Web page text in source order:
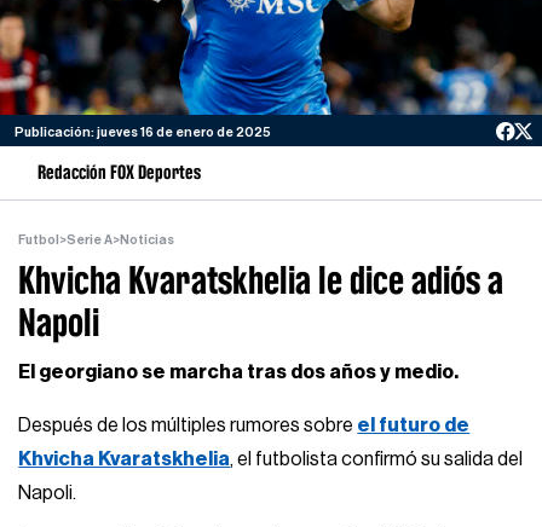
Publicación: jueves 16 de enero de 2025
Redacción FOX Deportes
Futbol >Serie A>Noticias
Khvicha Kvaratskhelia le dice adiós a
Napoli
El georgiano se marcha tras dos años y medio.
Después de los múltiples rumores sobre el futuro de
Khvicha Kvaratskhelia, el futbolista confirmó su salida del
Napoli.